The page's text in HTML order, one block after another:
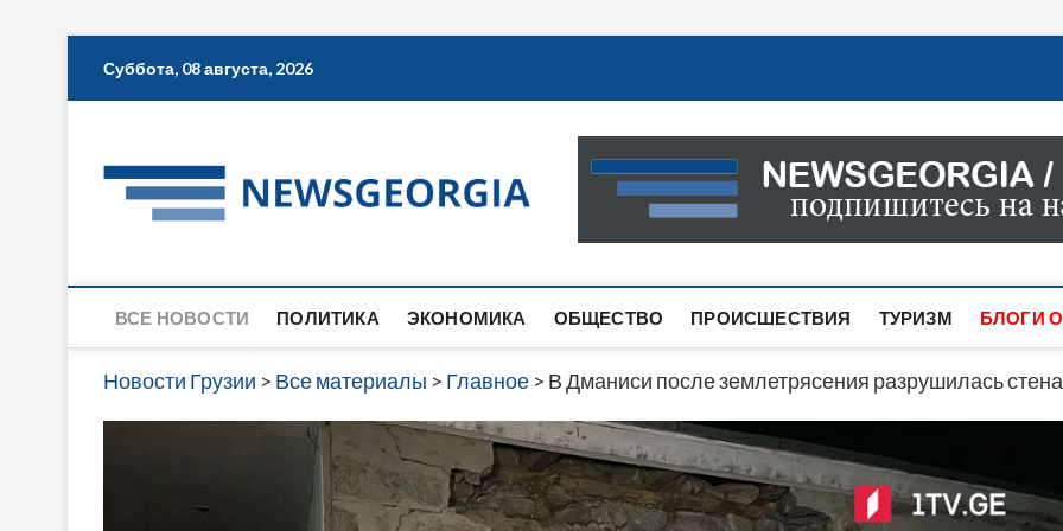
Суббота, 08 августа, 2026
Новости Грузии
САМАЯ АКТУАЛЬНАЯ ИНФОРМАЦИЯ О СОБЫТИЯХ
САЙТЕ ВЫ НАЙДЕТЕ НОВОСТИ ПОЛИТИКИ,
ВСЕ НОВОСТИ ПОЛИТИКА ЭКОНОМИКА ОБЩЕСТВО ПРОИСШЕСТВИЯ ТУРИЗМ БЛОГИ
Новости Грузии > Все материалы > Главное > В Дманиси после землетрясения разрушилась